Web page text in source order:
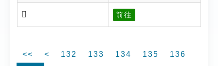
𡄷 前往
<< < 132 133 134 135
136